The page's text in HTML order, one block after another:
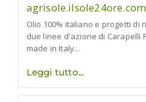
agrisole.ilsole24ore.com
Olio 100% italiano e progetti di
due linee d'azione di Carapelli
made in Italy...
Leggi tuttoCarapelli